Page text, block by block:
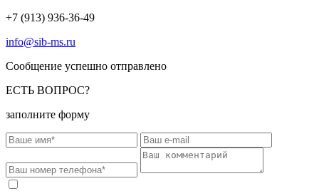
+7 (913) 936-36-49
info@sib-ms.ru
Сообщение успешно отправлено
ЕСТЬ ВОПРОС?
заполните форму